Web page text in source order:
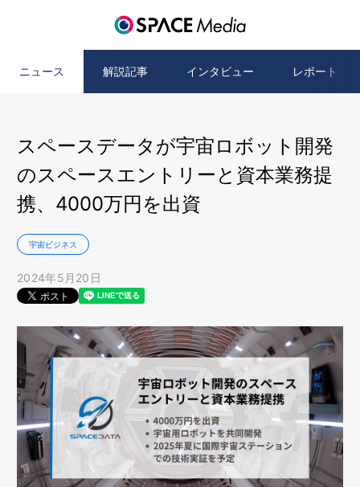
ニュース 解説記事 インタビュー レポート
スペースデータが宇宙ロボット開発
のスペースエントリーと資本業務提
携、4000万円を出資
宇宙ビジネス
2024年5月20日